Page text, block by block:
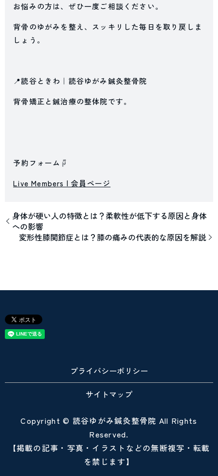
お悩みの方は、ぜひ一度ご相談ください。
背骨のゆがみを整え、スッキリした毎日を取り戻しま
しょう。
📍読谷ときわ｜読谷ゆがみ鍼灸整骨院
背骨矯正と鍼治療の整体院です。
予約フォーム☟
Live Members | 会員ページ
身体が硬い人の特徴とは？柔軟性が低下する原因と身体
への影響
変形性膝関節症とは？膝の痛みの代表的な原因を解説
プライバシーポリシー
サイトマップ
Copyright © 読谷ゆがみ鍼灸整骨院 All Rights
Reserved.
【掲載の記事・写真・イラストなどの無断複写・転載
を禁じます】